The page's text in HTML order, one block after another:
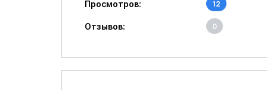
Просмотров: 12
Отзывов: 0